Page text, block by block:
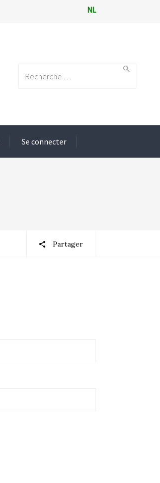
NL
Se connecter
Partager